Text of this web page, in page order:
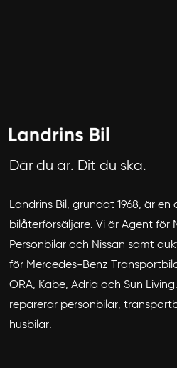
Där du är. Dit du ska.
Landrins Bil, grundat 1968, är en
bilåterförsäljare. Vi är Agent för
Personbilar och Nissan samt
för Mercedes-Benz
ORA, Kabe, Adria och Sun
reparerar personbilar,
husbilar.